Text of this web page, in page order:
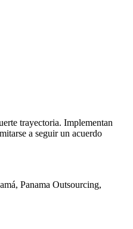
trayectoria. Implementan
a seguir un acuerdo
Panama Outsourcing,